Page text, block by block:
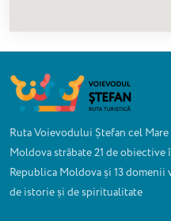
Ruta Voievodului Ștefan cel
Moldova străbate 21 de
Republica Moldova și 13
de istorie și de spiritualitate